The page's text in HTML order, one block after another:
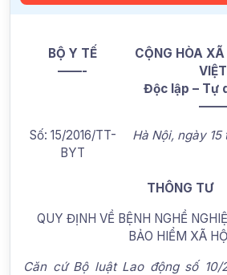
BỘ Y TẾ
——-
CỘNG HÒA
Độc lập – Tự
Số: 15/2016/TT-
BYT
Hà Nội, ngày 15
THÔNG TƯ
QUY ĐỊNH VỀ BỆNH NGHỀ
BẢO HIỂM XÃ
Căn cứ Bộ luật Lao động số 10/